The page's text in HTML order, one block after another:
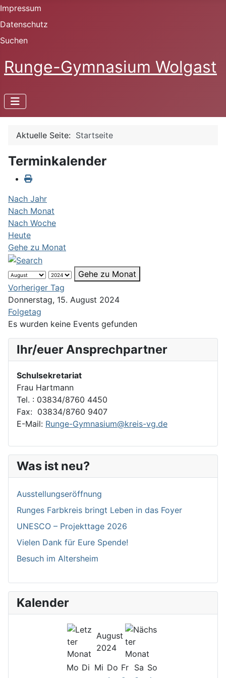
Impressum
Datenschutz
Suchen
Runge-Gymnasium Wolgast
Aktuelle Seite: Startseite
Terminkalender
Nach Jahr
Nach Monat
Nach Woche
Heute
Gehe zu Monat
Gehe zu Monat
Vorheriger Tag
Donnerstag, 15. August 2024
Folgetag
Es wurden keine Events gefunden
Ihr/euer Ansprechpartner
Schulsekretariat
Frau Hartmann
Tel. : 03834/8760 4450
Fax: 03834/8760 9407
E-Mail: Runge-Gymnasium@kreis-vg.de
Was ist neu?
Ausstellungseröffnung
Runges Farbkreis bringt Leben in das Foyer
UNESCO – Projekttage 2026
Vielen Dank für Eure Spende!
Besuch im Altersheim
Kalender
August
2024
Mo Di Mi Do Fr Sa So